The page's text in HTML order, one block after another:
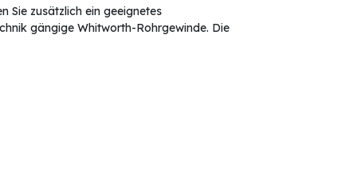
Sie zusätzlich ein geeignetes
gängige Whitworth-Rohrgewinde. Die